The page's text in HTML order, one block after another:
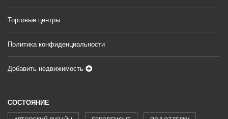
Торговые центры
Политика конфиденциальности
Добавить недвижимость
СОСТОЯНИЕ